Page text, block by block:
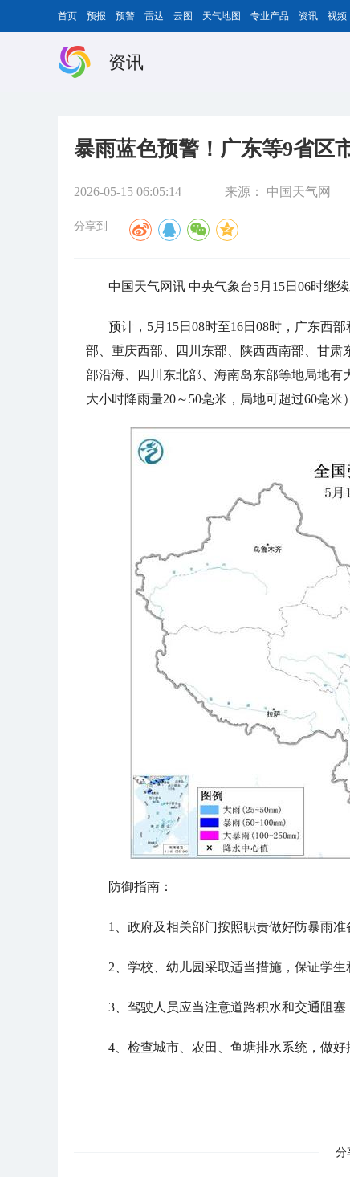
首页 预报 预警 雷达 云图 天气地图 专业产品 资讯 视频
资讯
暴雨蓝色预警！广东等9省区
2026-05-15 06:05:14 来源： 中国天气网
分享到
中国天气网讯 中央气象台5月15日06时继
预计，5月15日08时至16日08时，广东西
部、重庆西部、四川东部、陕西西南部、甘
部沿海、四川东北部、海南岛东部等地局地有
大小时降雨量20～50毫米，局地可超过60毫米
防御指南：
1、政府及相关部门按照职责做好防暴雨准
2、学校、幼儿园采取适当措施，保证学生
3、驾驶人员应当注意道路积水和交通阻塞
4、检查城市、农田、鱼塘排水系统，做好
分